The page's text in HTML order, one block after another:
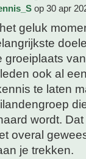
op 30 apr
geluk
groeiplaats
ook al
te laten
wordt.
overal
je trekken.